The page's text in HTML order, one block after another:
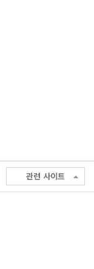
관련 사이트